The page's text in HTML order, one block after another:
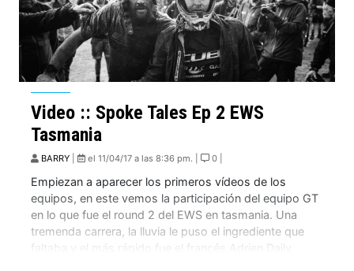
Video :: Spoke Tales Ep 2 EWS
Tasmania
BARRY el 11/04/17 a las 8:36 pm. | 0 |
Empiezan a aparecer los primeros vídeos de los
equipos, en este vemos la participación del equipo GT
en lo que fue el round 2 del EWS en tasmania. Una
tremenda carrera, la lluvia le puso el ingrediente que
faltaba y el más rápido fue el francés Adrien Daily